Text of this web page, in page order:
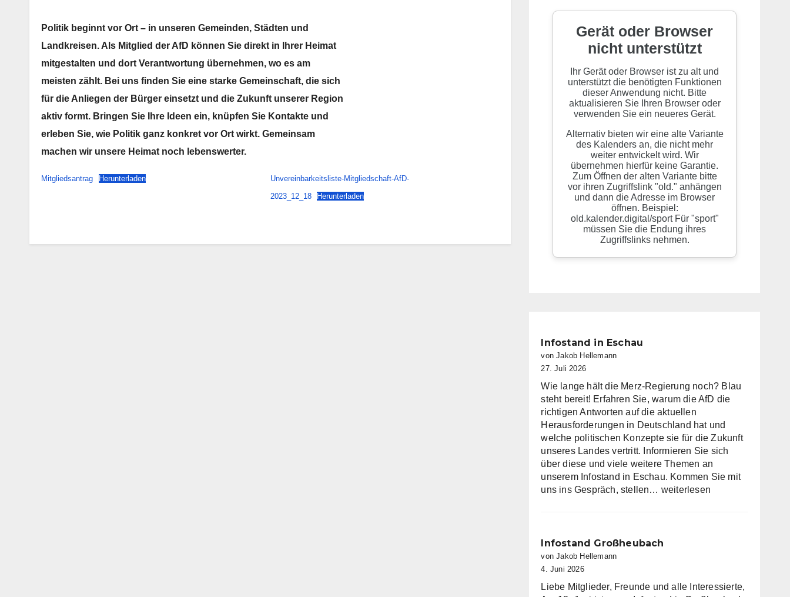
Politik beginnt vor Ort – in unseren Gemeinden, Städten und
Landkreisen. Als Mitglied der AfD können Sie direkt in Ihrer Heimat
mitgestalten und dort Verantwortung übernehmen, wo es am
meisten zählt. Bei uns finden Sie eine starke Gemeinschaft, die sich
für die Anliegen der Bürger einsetzt und die Zukunft unserer Region
aktiv formt. Bringen Sie Ihre Ideen ein, knüpfen Sie Kontakte und
erleben Sie, wie Politik ganz konkret vor Ort wirkt. Gemeinsam
machen wir unsere Heimat noch lebenswerter.
Mitgliedsantrag Herunterladen
Unvereinbarkeitsliste-Mitgliedschaft-AfD-
2023_12_18
Herunterladen
Infostand in Eschau
von Jakob Hellemann
27. Juli 2026
Wie lange hält die Merz-Regierung noch? Blau
steht bereit! Erfahren Sie, warum die AfD die
richtigen Antworten auf die aktuellen
Herausforderungen in Deutschland hat und
welche politischen Konzepte sie für die Zukunft
unseres Landes vertritt. Informieren Sie sich
über diese und viele weitere Themen an
unserem Infostand in Eschau. Kommen Sie mit
uns ins Gespräch, stellen… Infostand
weiterlesen
Infostand Großheubach
von Jakob Hellemann
4. Juni 2026
Liebe Mitglieder, Freunde und alle Interessierte,